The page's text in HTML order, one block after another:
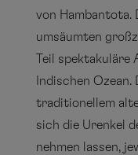
von Hambantota.
umsäumten
Teil
Indischen
traditionellem
sich die Urenkel
nehmen lassen,